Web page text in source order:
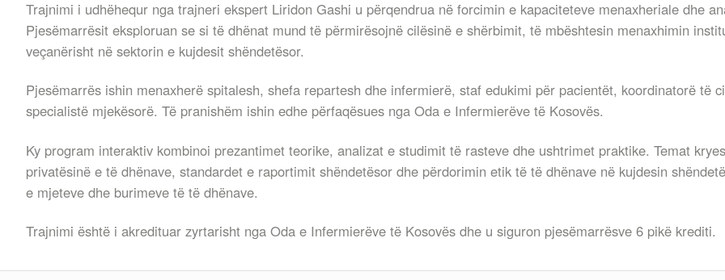
Trajnimi i udhëhequr nga trajneri ekspert Liridon Gashi u përqendrua në forcimin e kapaciteteve menaxheriale dhe
Pjesëmarrësit eksploruan se si të dhënat mund të përmirësojnë cilësinë e shërbimit, të mbështesin menaxhimin
veçanërisht në sektorin e kujdesit shëndetësor.
Pjesëmarrës ishin menaxherë spitalesh, shefa repartesh dhe infermierë, staf edukimi për pacientët, koordinatorë të
specialistë mjekësorë. Të pranishëm ishin edhe përfaqësues nga Oda e Infermierëve të Kosovës.
Ky program interaktiv kombinoi prezantimet teorike, analizat e studimit të rasteve dhe ushtrimet praktike. Temat
privatësinë e të dhënave, standardet e raportimit shëndetësor dhe përdorimin etik të të dhënave në kujdesin
e mjeteve dhe burimeve të të dhënave.
Trajnimi është i akredituar zyrtarisht nga Oda e Infermierëve të Kosovës dhe u siguron pjesëmarrësve 6 pikë krediti.